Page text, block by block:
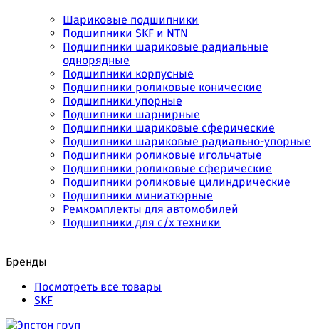
Шариковые подшипники
Подшипники SKF и NTN
Подшипники шариковые радиальные
однорядные
Подшипники корпусные
Подшипники роликовые конические
Подшипники упорные
Подшипники шарнирные
Подшипники шариковые сферические
Подшипники шариковые радиально-упорные
Подшипники роликовые игольчатые
Подшипники роликовые сферические
Подшипники роликовые цилиндрические
Подшипники миниатюрные
Ремкомплекты для автомобилей
Подшипники для с/х техники
Бренды
Посмотреть все товары
SKF